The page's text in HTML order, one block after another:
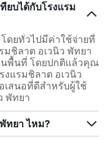
ยบได้กับโรงแรม
ดยทั่วไปมีค่าใช้จ่ายที่
มชิลาต อเวนิว พัทยา
นพื้นที่ โดยปกติแล้วคุณ
งแรมชิลาต อเวนิว
เสนอที่ดีสำหรับผู้ใช้
พัทยา
ทยา ไหม?